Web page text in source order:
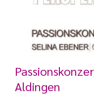
Aldingen